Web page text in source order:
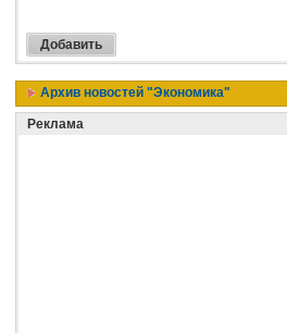
Архив новостей "Экономика"
Реклама